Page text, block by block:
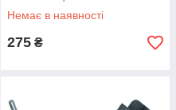
Немає в наявності
275 ₴